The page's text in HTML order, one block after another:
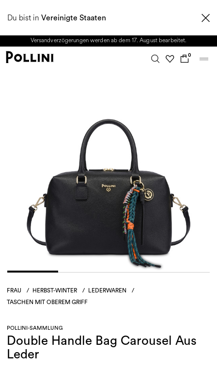
Du bist in Vereinigte Staaten
2026 KOLLEKTION. Vom 8. bis 16. August ist unser Kundenservice nicht
Versandverzögerungen werden ab dem 17. August bearbeitet.
0
FRAU / HERBST-WINTER / LEDERWAREN
/
TASCHEN MIT OBEREM GRIFF
POLLINI-SAMMLUNG
Double Handle Bag Carousel Aus
Leder